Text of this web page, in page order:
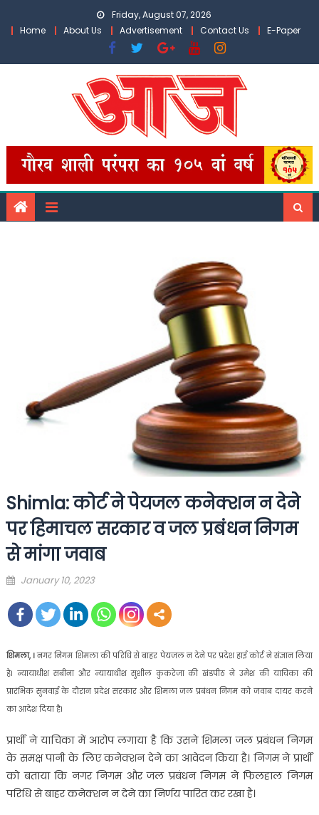
Friday, August 07, 2026
Home
About Us Advertisement Contact Us E-Paper
Shimla: कोर्ट ने पेयजल कनेक्शन न देने
पर हिमाचल सरकार व जल प्रबंधन निगम
से मांगा जवाब
Posted
January 10, 2023
शिमला, ।नगर निगम शिमला की परिधि से बाहर पेयजल न देने पर प्रदेश हाई कोर्ट ने संज्ञान लिया
है। न्यायाधीश सबीना और न्यायाधीश सुशील कुकरेजा की खंडपीठ ने उमेश की याचिका की
प्रारंभिक सुनवाई के दौरान प्रदेश सरकार और शिमला जल प्रबंधन निगम को जवाब दायर करने
का आदेश दिया है।
प्रार्थी ने याचिका में आरोप लगाया है कि उसने शिमला जल प्रबंधन निगम
के समक्ष पानी के लिए कनेक्शन देने का आवेदन किया है। निगम ने प्रार्थी
को बताया कि नगर निगम और जल प्रबंधन निगम ने फिलहाल निगम
परिधि से बाहर कनेक्शन न देने का निर्णय पारित कर रखा है।